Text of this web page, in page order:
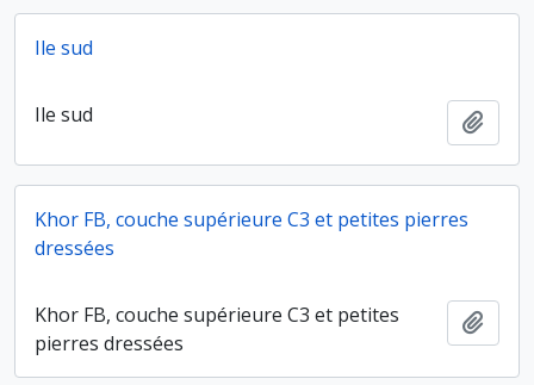
Ile sud
Ile sud
Khor FB, couche supérieure C3 et petites pierres
dressées
Khor FB, couche supérieure C3 et petites
pierres dressées